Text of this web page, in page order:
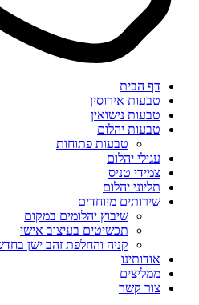
דף הבית
טבעות אירוסין
טבעות נישואין
טבעות יהלום
טבעות פתוחות
עגילי יהלום
צמידי טניס
תליוני יהלום
שירותים מיוחדים
שיבוץ יהלומים במקום
תכשיטים בעיצוב אישי
קניה והחלפת זהב ישן
אודותינו
ממליצים
צור קשר